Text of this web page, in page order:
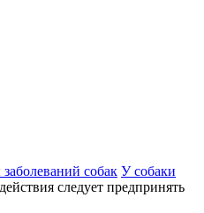
собак У собаки
следует предпринять